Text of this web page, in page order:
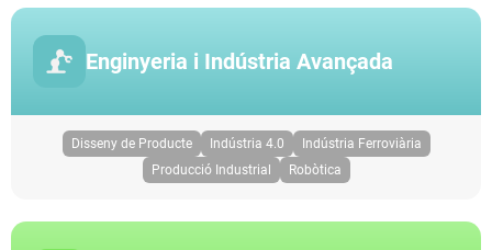
Enginyeria i Indústria Avançada
Disseny de Producte Indústria 4.0
Indústria Ferroviària
Producció Industrial
Robòtica